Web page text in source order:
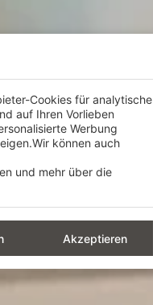
Cookies für analytische
auf Ihren Vorlieben
Werbung
können auch
und mehr über die
Akzeptieren